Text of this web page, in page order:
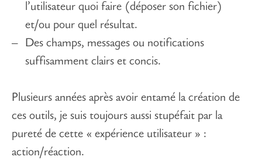
l’utilisateur quoi faire (déposer son fichier)
et/ou pour quel résultat.
Des champs, messages ou notifications
suffisamment clairs et concis.
Plusieurs années après avoir entamé la création de
ces outils, je suis toujours aussi stupéfait par la
pureté de cette « expérience utilisateur » :
action/réaction.